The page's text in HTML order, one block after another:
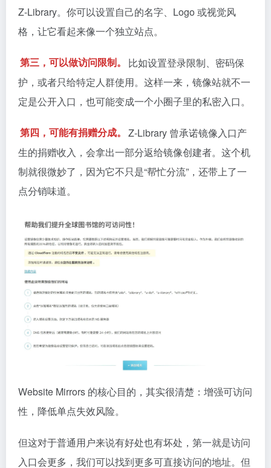
Z-Library。你可以设置自己的名字、Logo 或视觉风
格，让它看起来像一个独立站点。
第三，可以做访问限制。
比如设置登录限制、密码保
护，或者只给特定人群使用。这样一来，镜像站就不一
定是公开入口，也可能变成一个小圈子里的私密入口。
第四，可能有捐赠分成。 Z-Library 曾承诺镜像入口产
生的捐赠收入，会拿出一部分返给镜像创建者。这个机
制就很微妙了，因为它不只是“帮忙分流”，还带上了一
点分销味道。
Website Mirrors 的核心目的，其实很清楚：增强可访问
性，降低单点失效风险。
但这对于普通用户来说有好处也有坏处，第一就是访问
入口会更多，我们可以找到更多可直接访问的地址。但